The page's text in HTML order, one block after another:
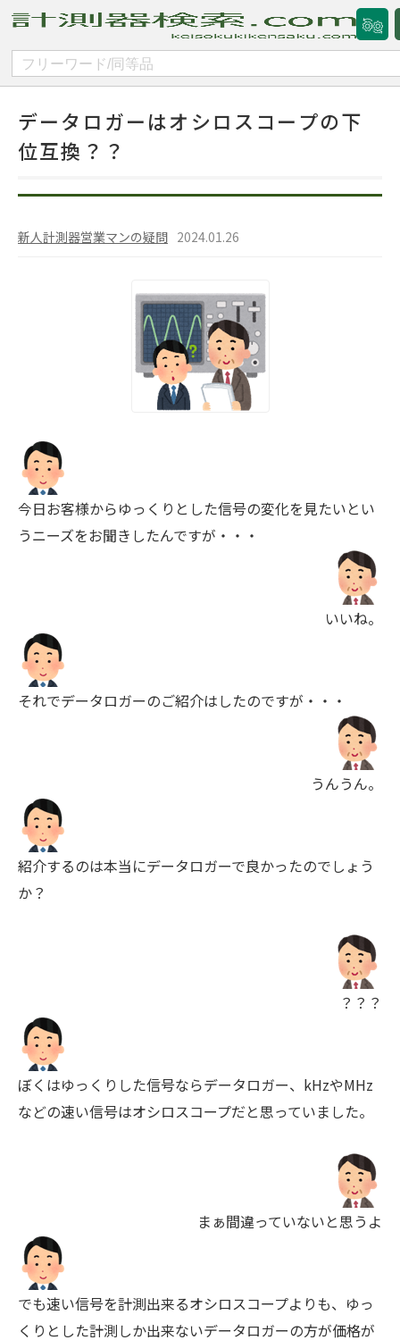
スペック検索
データロガーはオシロスコープの下
位互換？？
新人計測器営業マンの疑問 2024.01.26
今日お客様からゆっくりとした信号の変化を見たいとい
うニーズをお聞きしたんですが・・・
いいね。
それでデータロガーのご紹介はしたのですが・・・
うんうん。
紹介するのは本当にデータロガーで良かったのでしょう
か？
？？？
ぼくはゆっくりした信号ならデータロガー、kHzやMHz
などの速い信号はオシロスコープだと思っていました。
まぁ間違っていないと思うよ
でも速い信号を計測出来るオシロスコープよりも、ゆっ
くりとした計測しか出来ないデータロガーの方が価格が